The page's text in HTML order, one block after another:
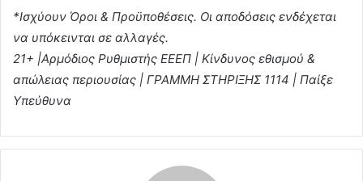
*Ισχύουν Όροι & Προϋποθέσεις. Οι αποδόσεις ενδέχεται
να υπόκεινται σε αλλαγές.
21+ |Αρμόδιος Ρυθμιστής ΕΕΕΠ | Κίνδυνος εθισμού &
απώλειας περιουσίας | ΓΡΑΜΜΗ ΣΤΗΡΙΞΗΣ 1114 | Παίξε
Υπεύθυνα